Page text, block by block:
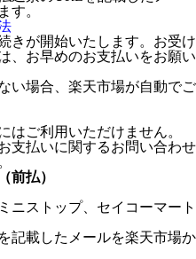
す。
きが開始いたします。お受け
、お早めのお支払いをお願い
い場合、楽天市場が自動でご
ご利用いただけません。
支払いに関するお問い合わせ
前払）
ニストップ、セイコーマート
記載したメールを楽天市場か